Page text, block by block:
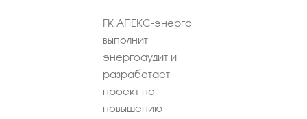
ГК АПЕКС-энерго
выполнит
энергоаудит и
разработает
проект по
повышению